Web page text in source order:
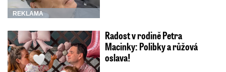
REKLAMA
Radost v rodině Petra
Macinky: Polibky a růžová
oslava!